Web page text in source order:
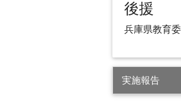
後援
兵庫県教育
実施報告